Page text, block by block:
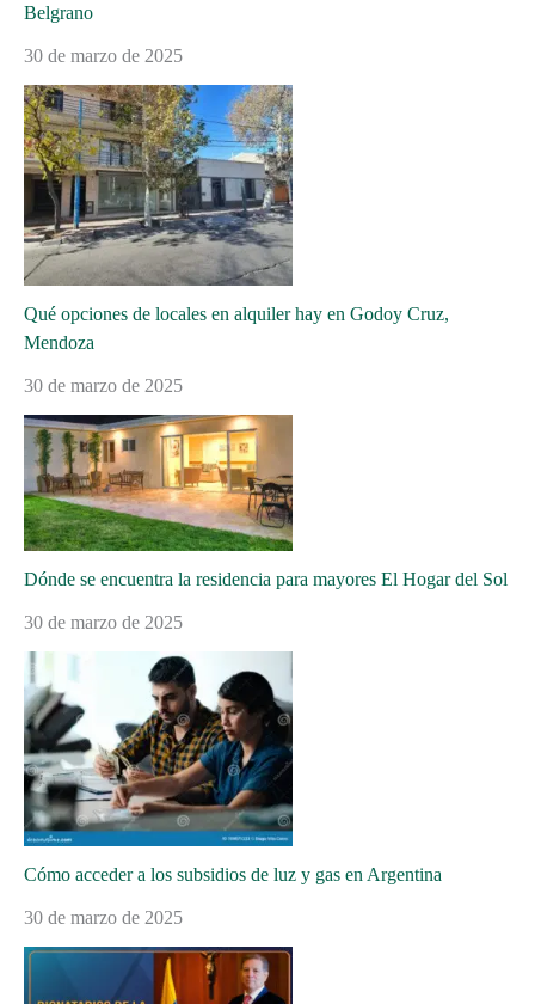
Belgrano
30 de marzo de 2025
Qué opciones de locales en alquiler hay en Godoy Cruz,
Mendoza
30 de marzo de 2025
Dónde se encuentra la residencia para mayores El Hogar del Sol
30 de marzo de 2025
Cómo acceder a los subsidios de luz y gas en Argentina
30 de marzo de 2025